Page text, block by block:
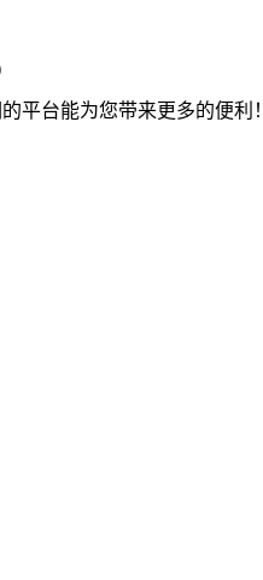
平台能为您带来更多的便利！